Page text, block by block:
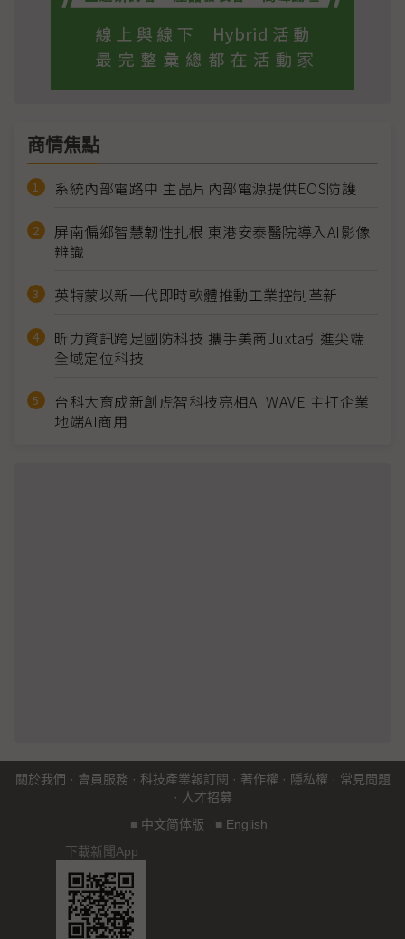
商情焦點
系統內部電路中 主晶片內部電源提供EOS防護
屏南偏鄉智慧韌性扎根 東港安泰醫院導入AI影像
辨識
英特蒙以新一代即時軟體推動工業控制革新
昕力資訊跨足國防科技 攜手美商Juxta引進尖端
全域定位科技
台科大育成新創虎智科技亮相AI WAVE 主打企業
地端AI商用
關於我們 · 會員服務 · 科技產業報訂閱 · 著作權 · 隱私權 · 常見問題
· 人才招募
■ 中文简体版 ■ English
下載新聞App